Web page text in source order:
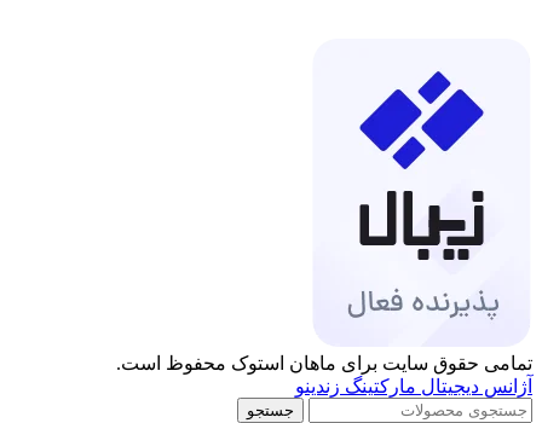
تمامی حقوق سایت برای ماهان استوک محفوظ است.
آژانس دیجیتال مارکتینگ زندینو
جستجو